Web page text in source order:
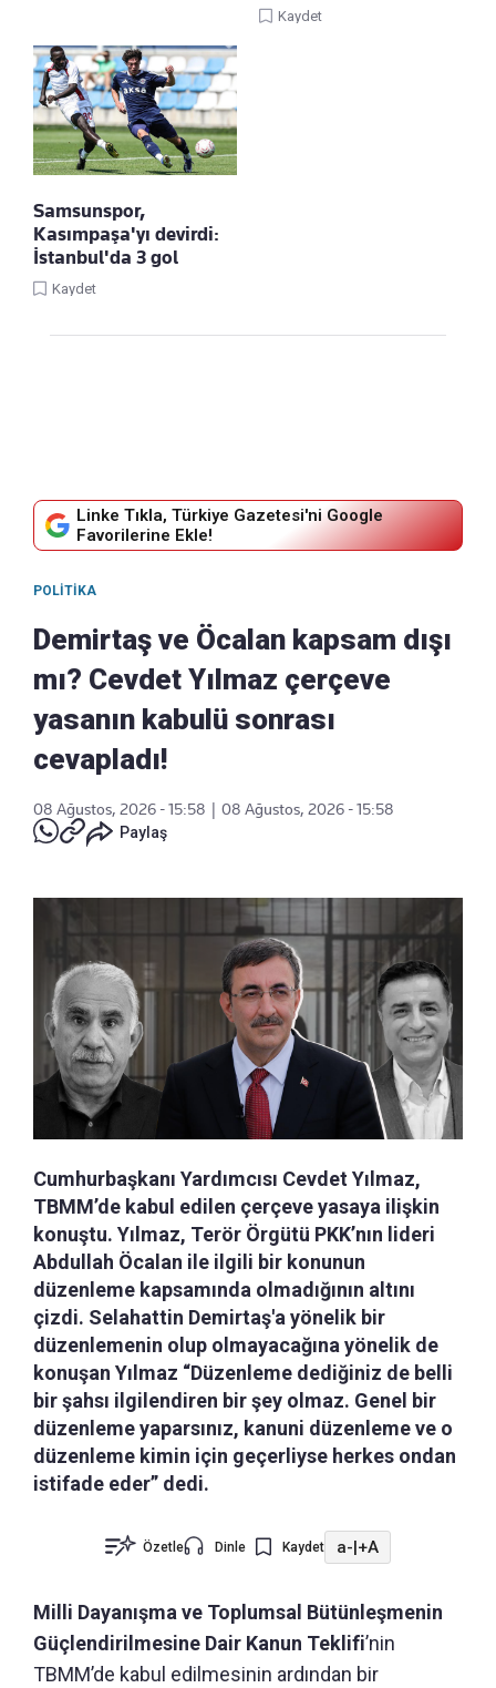
Kaydet
Samsunspor,
Kasımpaşa'yı devirdi:
İstanbul'da 3 gol
Kaydet
Linke Tıkla, Türkiye Gazetesi'ni Google
Favorilerine Ekle!
POLITIKA
Demirtaş ve Öcalan kapsam dışı
mı? Cevdet Yılmaz çerçeve
yasanın kabulü sonrası
cevapladı!
08 Ağustos, 2026 - 15:58
08 Ağustos, 2026 - 15:58
Paylaş
Cumhurbaşkanı Yardımcısı Cevdet Yılmaz,
TBMM’de kabul edilen çerçeve yasaya ilişkin
konuştu. Yılmaz, Terör Örgütü PKK’nın lideri
Abdullah Öcalan ile ilgili bir konunun
düzenleme kapsamında olmadığının altını
çizdi. Selahattin Demirtaş'a yönelik bir
düzenlemenin olup olmayacağına yönelik de
konuşan Yılmaz “Düzenleme dediğiniz de belli
bir şahsı ilgilendiren bir şey olmaz. Genel bir
düzenleme yaparsınız, kanuni düzenleme ve o
düzenleme kimin için geçerliyse herkes ondan
istifade eder” dedi.
Özetle Dinle Kaydet a-|+A
Milli Dayanışma ve Toplumsal Bütünleşmenin
Güçlendirilmesine Dair Kanun Teklifi’nin
TBMM’de kabul edilmesinin ardından bir